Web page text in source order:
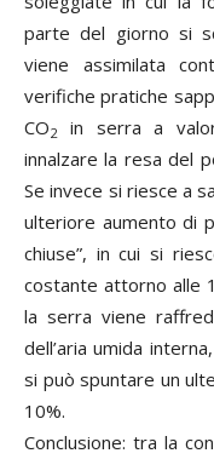
parte del giorno si
viene assimilata
verifiche pratiche
CO2
in serra a
innalzare la resa del
Se invece si riesce a
ulteriore aumento di
chiuse”, in cui si
costante attorno alle
la serra viene
dell’aria umida
si può spuntare un
10%.
Conclusione: tra la